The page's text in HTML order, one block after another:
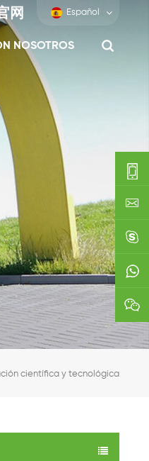
网 Español
NOSOTROS
científica y tecnológica
0086-
0592-